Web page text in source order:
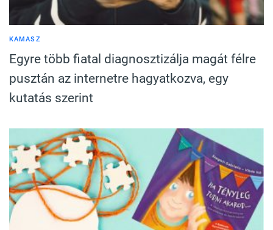
KAMASZ
Egyre több fiatal diagnosztizálja magát félre
pusztán az internetre hagyatkozva, egy
kutatás szerint